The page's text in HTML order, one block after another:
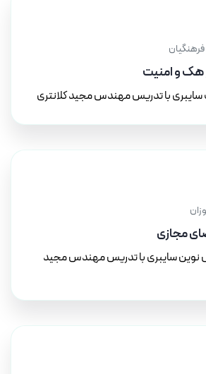
و امنیت
سایبری با تدریس مهندس مجید کلانتری
مجازی
نوین سایبری با تدریس مهندس مجید